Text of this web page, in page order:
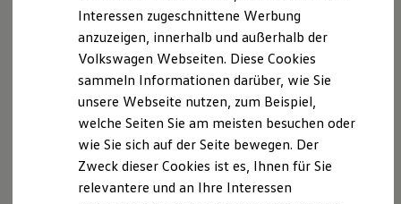
Laden Zuhause
Ladestationen finden
Ladezeitensimulator
Batterie
Sicherheit
Nachhaltigkeit
Technologie
Kosten und Kauf
Kaufoptionen
E-Auto-Förderung
Ihre Ansprechpartnerbei Auto
Senger Bad Oldesloe
E-Mail schreiben
+49 4531 89990
Interessen zugeschnittene Werbung
anzuzeigen, innerhalb und außerhalb der
Volkswagen Webseiten. Diese Cookies
sammeln Informationen darüber, wie Sie
unsere Webseite nutzen, zum Beispiel,
welche Seiten Sie am meisten besuchen oder
wie Sie sich auf der Seite bewegen. Der
Zweck dieser Cookies ist es, Ihnen für Sie
relevantere und an Ihre Interessen